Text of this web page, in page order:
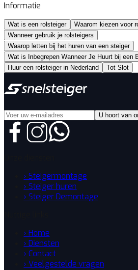
Informatie
Wat is een rolsteiger
Waarom kiezen voor
Wanneer gebruik je rolsteigers
Waarop letten bij het huren van een steiger
Wat is Inbegrepen Wanneer Je Huurt bij een
Huur een rolsteiger in Nederland
Tot Slot
U hoort van
› Steigermontage
› Steiger huren
› Steiger Demontage
› Home
› Diensten
› Contact
› Veelgestelde vragen